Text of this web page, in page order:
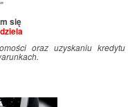
się
oraz uzyskaniu kredytu